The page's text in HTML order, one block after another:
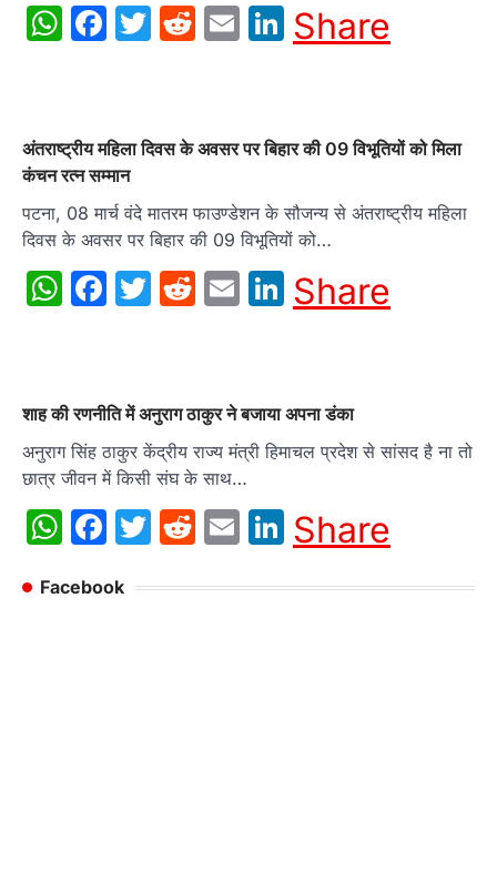
WhatsApp
Facebook
Twitter
Reddit
EmailLinkedIn
Share
अंतराष्ट्रीय महिला दिवस के अवसर पर बिहार की 09 विभूतियों को मिला
कंचन रत्न सम्मान
पटना, 08 मार्च वंदे मातरम फाउण्डेशन के सौजन्य से अंतराष्ट्रीय महिला
दिवस के अवसर पर बिहार की 09 विभूतियों को…
WhatsApp
Facebook
Twitter
Reddit
EmailLinkedIn
Share
शाह की रणनीति में अनुराग ठाकुर ने बजाया अपना डंका
अनुराग सिंह ठाकुर केंद्रीय राज्य मंत्री हिमाचल प्रदेश से सांसद है ना तो
छात्र जीवन में किसी संघ के साथ…
WhatsApp
Facebook
Twitter
Reddit
EmailLinkedIn
Share
Facebook